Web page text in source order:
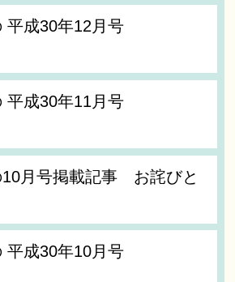
平成30年12月号
平成30年11月号
10月号掲載記事 お詫びと
平成30年10月号